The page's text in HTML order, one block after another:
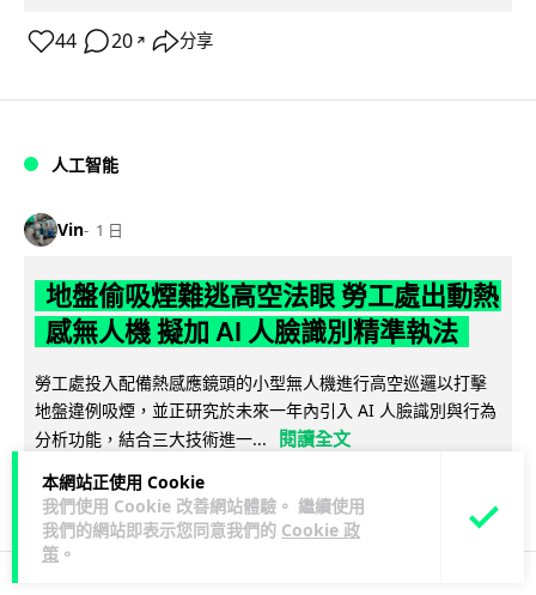
本網站正使用 Cookie
我們使用 Cookie 改善網站體驗。 繼續使用
我們的網站即表示您同意我們的 Cookie 政
策 。
44 20 ↗ 分享
人工智能
Vin 1 日
地盤偷吸煙難逃高空法眼 勞工處出動熱
感無人機 擬加 AI 人臉識別精準執法
勞工處投入配備熱感應鏡頭的小型無人機進行高空巡邏以打擊
地盤違例吸煙，並正研究於未來一年內引入 AI 人臉識別與行為
分析功能，結合三大技術進一...
閱讀全文
245 55 ↗ 分享